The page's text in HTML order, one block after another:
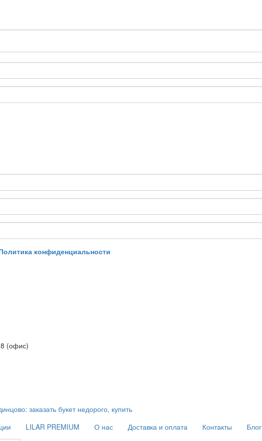
конфиденциальности
(офис)
LILAR PREMIUM О нас Доставка и оплата Контакты Блог